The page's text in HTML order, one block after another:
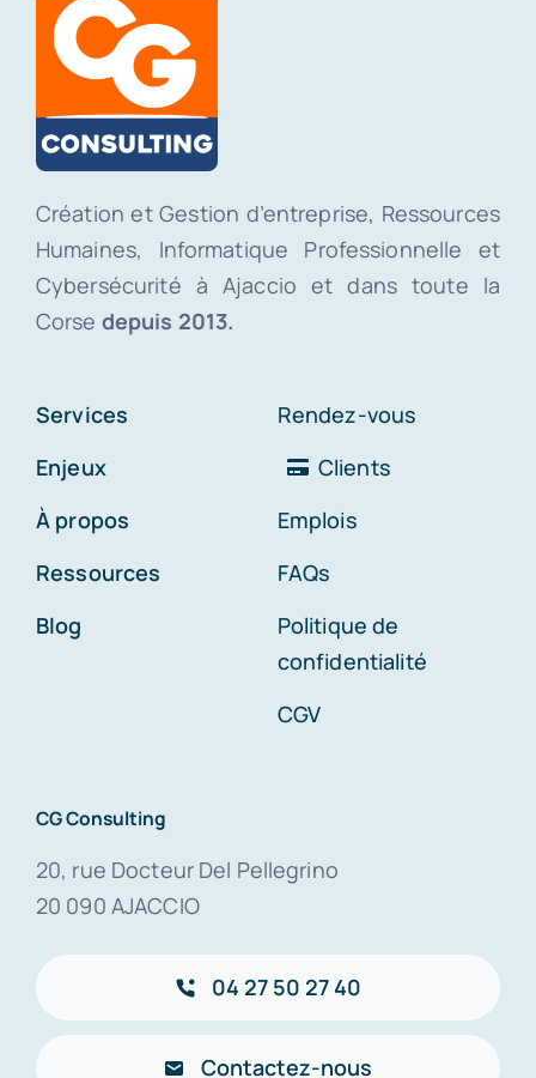
Création et Gestion d’entreprise, Ressources
Humaines, Informatique Professionnelle et
Cybersécurité à Ajaccio et dans toute la
Corse depuis 2013.
Services
Enjeux
À propos
Ressources
Blog
Rendez-vous
Clients
Emplois
FAQs
Politique de
confidentialité
CGV
CG Consulting
20, rue Docteur Del Pellegrino
20 090 AJACCIO
04 27 50 27 40
Contactez-nous